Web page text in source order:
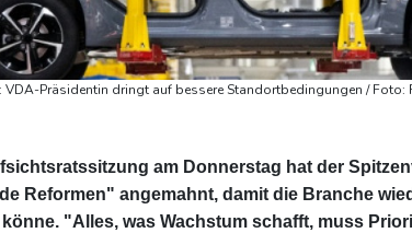
VDA-Präsidentin dringt auf bessere Standortbedingungen / Foto:
am Donnerstag hat der
Reformen" angemahnt, damit die Branche
"Alles, was Wachstum schafft, muss